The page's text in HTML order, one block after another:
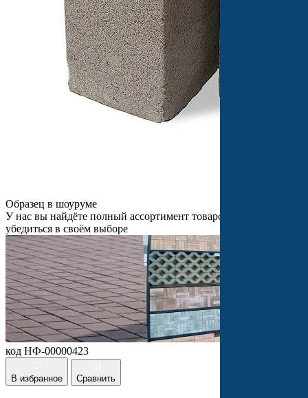
Образец в шоуруме
У нас вы найдёте полный ассортимент товаров и сможете
убедиться в своём выборе
код НФ-00000423
В избранное Сравнить